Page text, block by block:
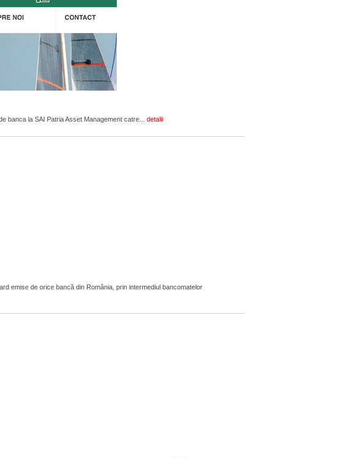
banca la SAI Patria Asset Management catre... detalii
emise de orice bancă din România, prin intermediul bancomatelor